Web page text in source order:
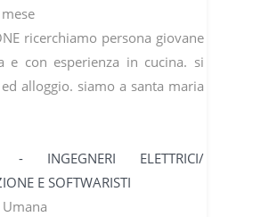
ricerchiamo persona giovane
e con esperienza in cucina. si
alloggio. siamo a santa maria
- INGEGNERI ELETTRICI/
E SOFTWARISTI
Umana